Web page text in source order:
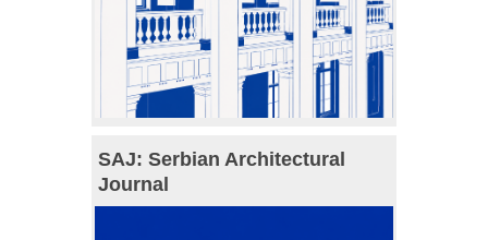
SAJ: Serbian Architectural
Journal